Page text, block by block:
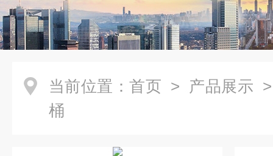
当前位置： 首页 > 产品展示
桶